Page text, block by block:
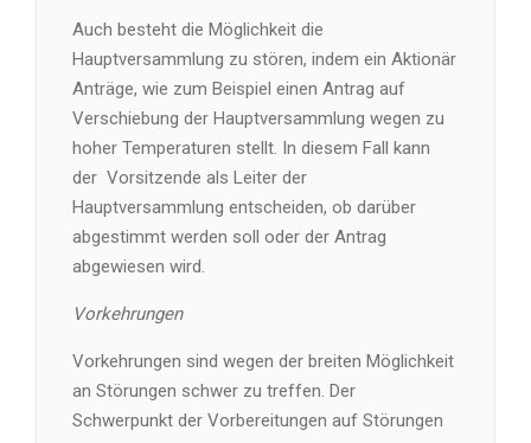
Auch besteht die Möglichkeit die
Hauptversammlung zu stören, indem ein Aktionär
Anträge, wie zum Beispiel einen Antrag auf
Verschiebung der Hauptversammlung wegen zu
hoher Temperaturen stellt. In diesem Fall kann
der Vorsitzende als Leiter der
Hauptversammlung entscheiden, ob darüber
abgestimmt werden soll oder der Antrag
abgewiesen wird.
Vorkehrungen
Vorkehrungen sind wegen der breiten Möglichkeit
an Störungen schwer zu treffen. Der
Schwerpunkt der Vorbereitungen auf Störungen